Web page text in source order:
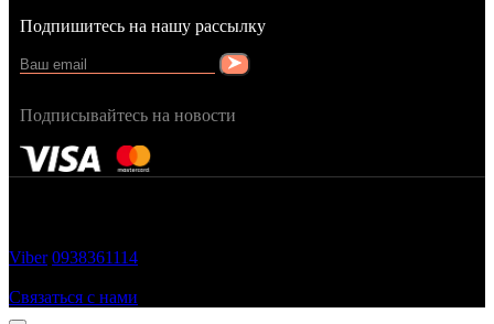
Подпишитесь на нашу рассылку
Подписывайтесь на новости
Viber 0938361114
Связаться с нами